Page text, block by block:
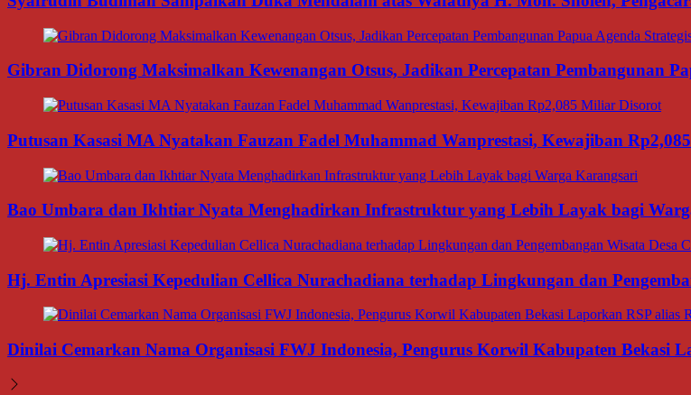
Gibran Didorong Maksimalkan Kewenangan Otsus, Jadikan Percepatan Pembangunan
Putusan Kasasi MA Nyatakan Fauzan Fadel Muhammad Wanprestasi, Kewajiban
Bao Umbara dan Ikhtiar Nyata Menghadirkan Infrastruktur yang Lebih Layak bagi
Hj. Entin Apresiasi Kepedulian Cellica Nurachadiana terhadap Lingkungan dan
Dinilai Cemarkan Nama Organisasi FWJ Indonesia, Pengurus Korwil Kabupaten Bekasi